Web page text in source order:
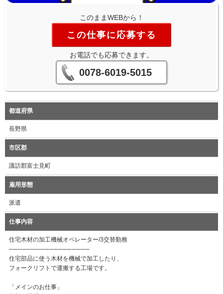
このままWEBから！
この仕事に応募する
お電話でも応募できます。
0078-6019-5015
都道府県
長野県
市区郡
諏訪郡富士見町
雇用形態
派遣
仕事内容
住宅木材の加工機械オペレーター/3交替勤務
──────────────────
住宅部品に使う木材を機械で加工したり、
フォークリフトで運搬する工場です。
「メインのお仕事」